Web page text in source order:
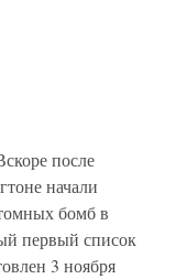
после
начали
бомб в
первый список
3 ноября